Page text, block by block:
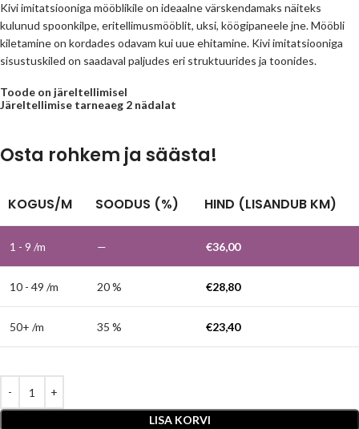
Kivi imitatsiooniga mööblikile on ideaalne värskendamaks näiteks
kulunud spoonkilpe, eritellimusmööblit, uksi, köögipaneele jne. Mööbli
kiletamine on kordades odavam kui uue ehitamine. Kivi imitatsiooniga
sisustuskiled on saadaval paljudes eri struktuurides ja toonides.
Toode on järeltellimisel
Järeltellimise tarneaeg 2 nädalat
Osta rohkem ja säästa!
KOGUS/M SOODUS (%) HIND (LISANDUB KM)
1 - 9 /m — €36,00
10 - 49 /m 20 % €28,80
50+ /m 35 % €23,40
LISA KORVI